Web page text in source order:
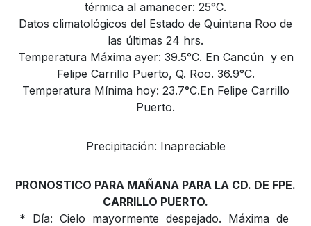
térmica al amanecer: 25°C.
Datos climatológicos del Estado de Quintana Roo de
las últimas 24 hrs.
Temperatura Máxima ayer: 39.5°C. En Cancún y en
Felipe Carrillo Puerto, Q. Roo. 36.9°C.
Temperatura Mínima hoy: 23.7°C.En Felipe Carrillo
Puerto.
Precipitación: Inapreciable
PRONOSTICO PARA MAÑANA PARA LA CD. DE FPE.
CARRILLO PUERTO.
* Día: Cielo mayormente despejado. Máxima de